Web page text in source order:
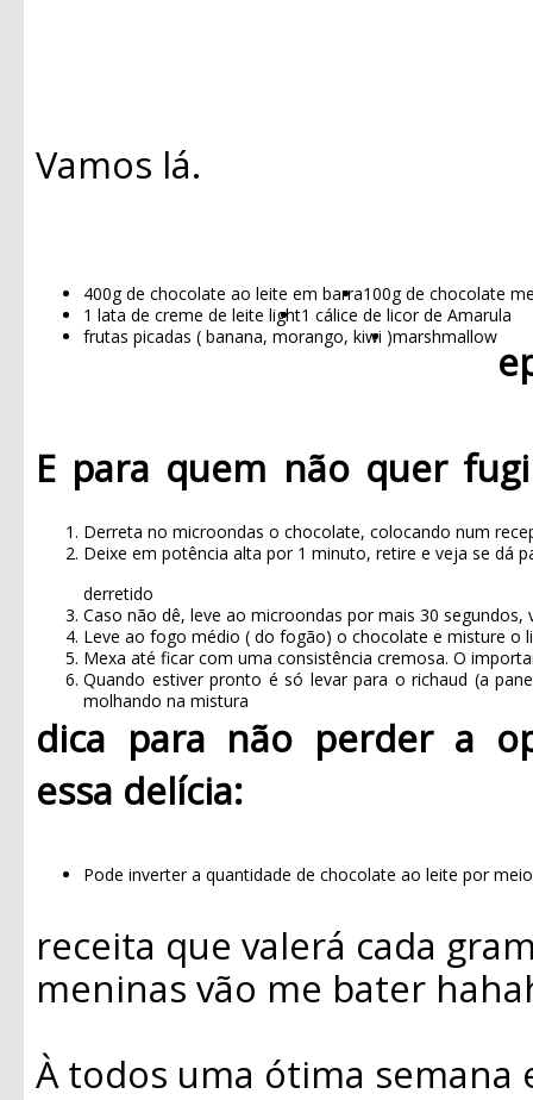
Vamos lá.
400g de chocolate ao leite em barra100g de chocolate
1 lata de creme de leite light1 cálice de licor de Amarula
frutas picadas ( banana, morango, kiwi )marshmallow
Derreta no microondas o chocolate, colocando num
Deixe em potência alta por 1 minuto, retire e veja se dá
derretido
Caso não dê, leve ao microondas por mais 30
Leve ao fogo médio ( do fogão) o chocolate e misture o
Mexa até ficar com uma consistência cremosa. O
Quando estiver pronto é só levar para o richaud (a
molhando na mistura
E para quem não quer
dica para não perder a
essa delícia:
Pode inverter a quantidade de chocolate ao leite por
receita que valerá cada
meninas vão me bater
À todos uma ótima semana